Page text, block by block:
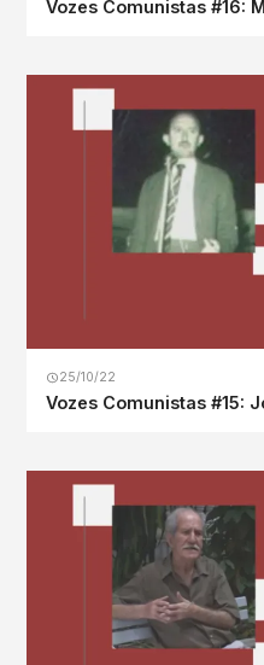
Vozes Comunistas #16:
25/10/22
Vozes Comunistas #15: